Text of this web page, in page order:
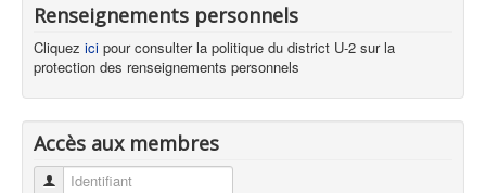
Renseignements personnels
Cliquez ici pour consulter la politique du district U-2 sur la
protection des renseignements personnels
Accès aux membres
Identifiant